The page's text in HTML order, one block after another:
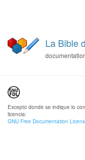
La Bible
Excepto donde se indique lo
licencia:
GNU Free Documentation